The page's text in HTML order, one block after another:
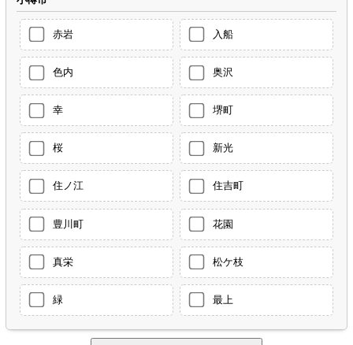
赤岩 入船
色内 奥沢
幸 堺町
桜 新光
住ノ江 住吉町
豊川町 花園
真栄 松ケ枝
緑 最上